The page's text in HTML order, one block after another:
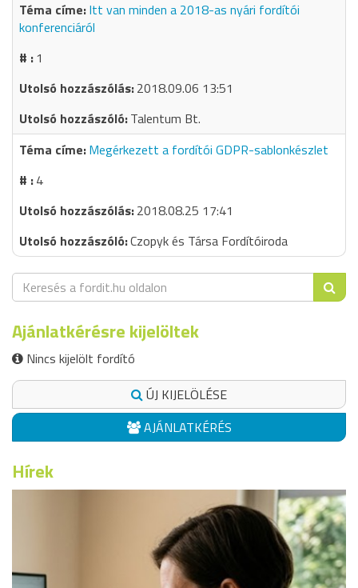
Itt van minden a 2018-as nyári fordítói
konferenciáról
1
2018.09.06 13:51
Talentum Bt.
Megérkezett a fordítói GDPR-sablonkészlet
4
2018.08.25 17:41
Czopyk és Társa Fordítóiroda
Ajánlatkérésre kijelöltek
Nincs kijelölt fordító
ÚJ KIJELÖLÉSE
AJÁNLATKÉRÉS
Hírek